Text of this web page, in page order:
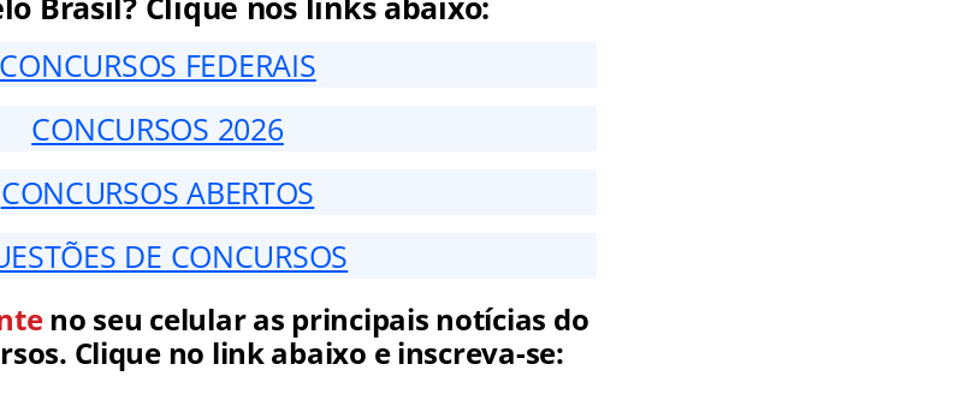
CONCURSOS FEDERAIS
CONCURSOS 2026
CONCURSOS ABERTOS
DE CONCURSOS
no seu celular as principais notícias do
Clique no link abaixo e inscreva-se: